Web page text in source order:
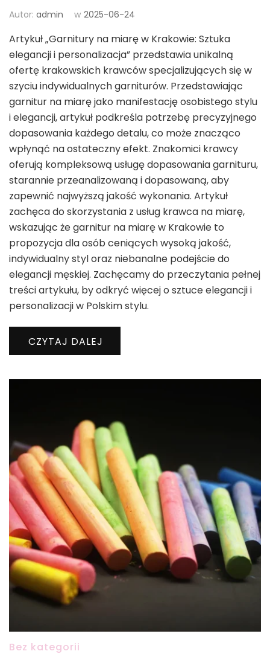
Autor: admin w 2025-06-24
Artykuł „Garnitury na miarę w Krakowie: Sztuka
elegancji i personalizacja” przedstawia unikalną
ofertę krakowskich krawców specjalizujących się w
szyciu indywidualnych garniturów. Przedstawiając
garnitur na miarę jako manifestację osobistego stylu
i elegancji, artykuł podkreśla potrzebę precyzyjnego
dopasowania każdego detalu, co może znacząco
wpłynąć na ostateczny efekt. Znakomici krawcy
oferują kompleksową usługę dopasowania garnituru,
starannie przeanalizowaną i dopasowaną, aby
zapewnić najwyższą jakość wykonania. Artykuł
zachęca do skorzystania z usług krawca na miarę,
wskazując że garnitur na miarę w Krakowie to
propozycja dla osób ceniących wysoką jakość,
indywidualny styl oraz niebanalne podejście do
elegancji męskiej. Zachęcamy do przeczytania pełnej
treści artykułu, by odkryć więcej o sztuce elegancji i
personalizacji w Polskim stylu.
CZYTAJ DALEJ
Bez kategorii